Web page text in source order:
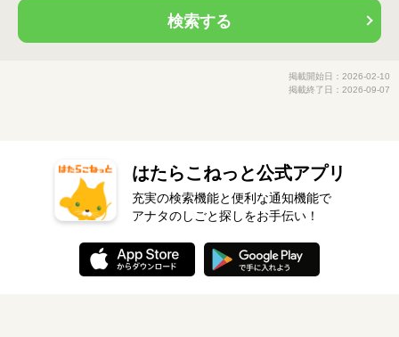
検索する
掲載開始日：2026-02-10
掲載終了日：2026-09-07
はたらこねっと公式アプリ
充実の検索機能と便利な通知機能で
アナタのしごと探しをお手伝い！